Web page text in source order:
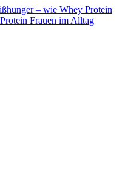
– wie Whey Protein
Frauen im Alltag